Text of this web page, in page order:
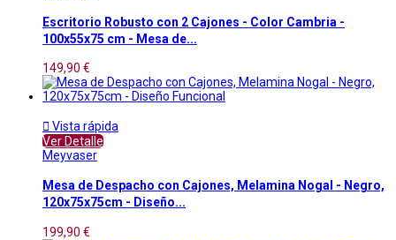
Escritorio Robusto con 2 Cajones - Color Cambria -
100x55x75 cm - Mesa de...
149,90 €
 Vista rápida
Ver Detalle
Meyvaser
Mesa de Despacho con Cajones, Melamina Nogal - Negro,
120x75x75cm - Diseño...
199,90 €